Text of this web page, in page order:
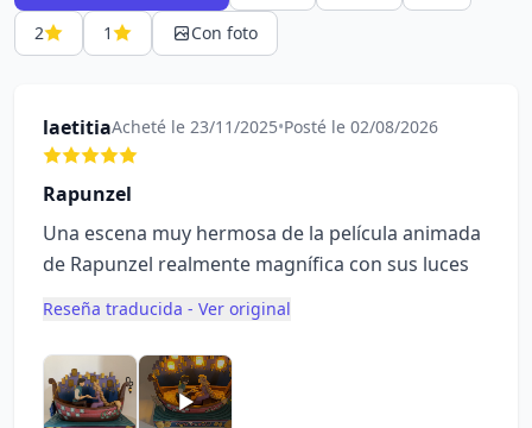
2
1 Con foto
laetitiaAcheté le 23/11/2025•Posté le 02/08/2026
Rapunzel
Una escena muy hermosa de la película animada
de Rapunzel realmente magnífica con sus luces
Reseña traducida - Ver original